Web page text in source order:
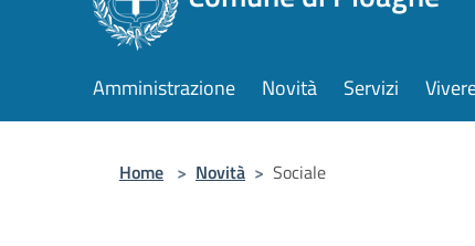
Amministrazione Novità Servizi
Home > Novità > Sociale